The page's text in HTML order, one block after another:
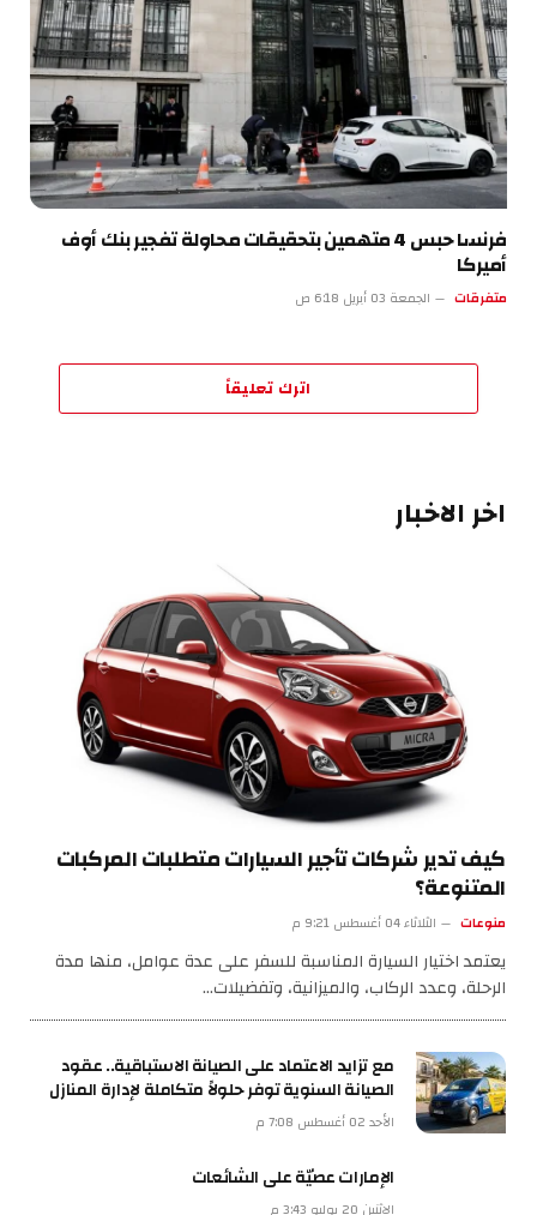
فرنسا حبس 4 متهمين بتحقيقات محاولة تفجير بنك أوف
أميركا
متفرقات الجمعة 03 أبريل 6:18 ص
اترك تعليقاً
اخر الاخبار
كيف تدير شركات تأجير السيارات متطلبات المركبات
المتنوعة؟
منوعات الثلاثاء 04 أغسطس 9:21 م
يعتمد اختيار السيارة المناسبة للسفر على عدة عوامل، منها مدة
الرحلة، وعدد الركاب، والميزانية، وتفضيلات…
مع تزايد الاعتماد على الصيانة الاستباقية.. عقود
الصيانة السنوية توفر حلولاً متكاملة لإدارة المنازل
الأحد 02 أغسطس 7:08 م
الإمارات عصيّة على الشائعات